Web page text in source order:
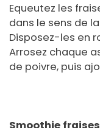
Equeutez les
dans le sens de
Disposez-les en
Arrosez chaque
de poivre, puis